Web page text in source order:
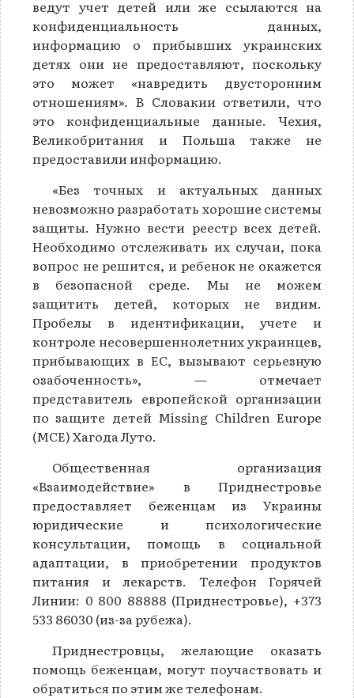
ведут учет детей или же ссылаются на
конфиденциальность данных,
информацию о прибывших украинских
детях они не предоставляют, поскольку
это может «навредить двусторонним
отношениям». В Словакии ответили, что
это конфиденциальные данные. Чехия,
Великобритания и Польша также не
предоставили информацию.
«Без точных и актуальных данных
невозможно разработать хорошие системы
защиты. Нужно вести реестр всех детей.
Необходимо отслеживать их случаи, пока
вопрос не решится, и ребенок не окажется
в безопасной среде. Мы не можем
защитить детей, которых не видим.
Пробелы в идентификации, учете и
контроле несовершеннолетних украинцев,
прибывающих в ЕС, вызывают серьезную
озабоченность», — отмечает
представитель европейской организации
по защите детей Missing Children Europe
(MCE) Хагода Луто.
Общественная организация
«Взаимодействие» в Приднестровье
предоставляет беженцам из Украины
юридические и психологические
консультации, помощь в социальной
адаптации, в приобретении продуктов
питания и лекарств. Телефон Горячей
Линии: 0 800 88888 (Приднестровье), +373
533 86030 (из-за рубежа).
Приднестровцы, желающие оказать
помощь беженцам, могут поучаствовать и
обратиться по этим же телефонам.